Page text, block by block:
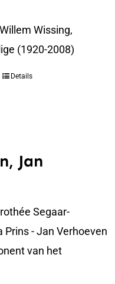
Wissing,
(1920-2008)
Details
Jan
Segaar-
Prins - Jan Verhoeven
van het